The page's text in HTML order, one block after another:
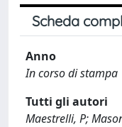
Scheda
Anno
In corso di stampa
Tutti gli autori
Maestrelli, P;